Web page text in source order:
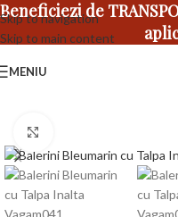
Skip to navigation
Skip to main content
Beneficiezi de
MENIU